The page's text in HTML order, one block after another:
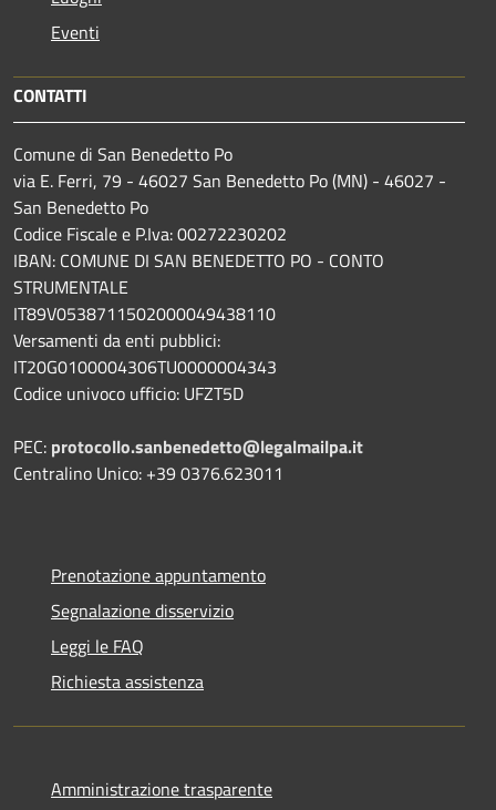
Eventi
CONTATTI
Comune di San Benedetto Po
via E. Ferri, 79 - 46027 San Benedetto Po (MN) - 46027 -
San Benedetto Po
Codice Fiscale e P.Iva: 00272230202
IBAN: COMUNE DI SAN BENEDETTO PO - CONTO
STRUMENTALE
IT89V0538711502000049438110
Versamenti da enti pubblici:
IT20G0100004306TU0000004343
Codice univoco ufficio: UFZT5D
PEC: protocollo.sanbenedetto@legalmailpa.it
Centralino Unico: +39 0376.623011
Prenotazione appuntamento
Segnalazione disservizio
Leggi le FAQ
Richiesta assistenza
Amministrazione trasparente